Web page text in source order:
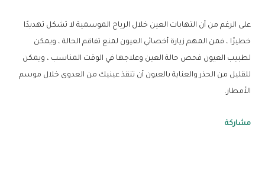
على الرغم من أن التهابات العين خلال الرياح الموسمية لا تشكل تهديدًا
خطيرًا ، فمن المهم زيارة أخصائي العيون لمنع تفاقم الحالة ، ويمكن
لطبيب العيون فحص حالة العين وعلاجها في الوقت المناسب ، ويمكن
للقليل من الحذر والعناية بالعيون أن تنقذ عينيك من العدوى خلال موسم
الأمطار.
مشاركة